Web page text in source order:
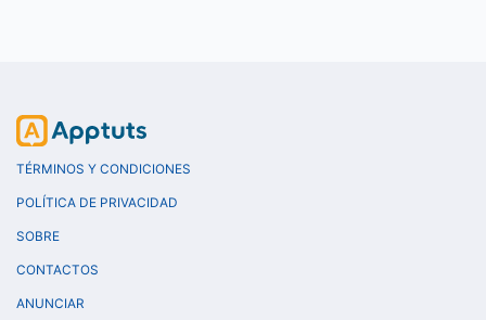
TÉRMINOS Y CONDICIONES
POLÍTICA DE PRIVACIDAD
SOBRE
CONTACTOS
ANUNCIAR